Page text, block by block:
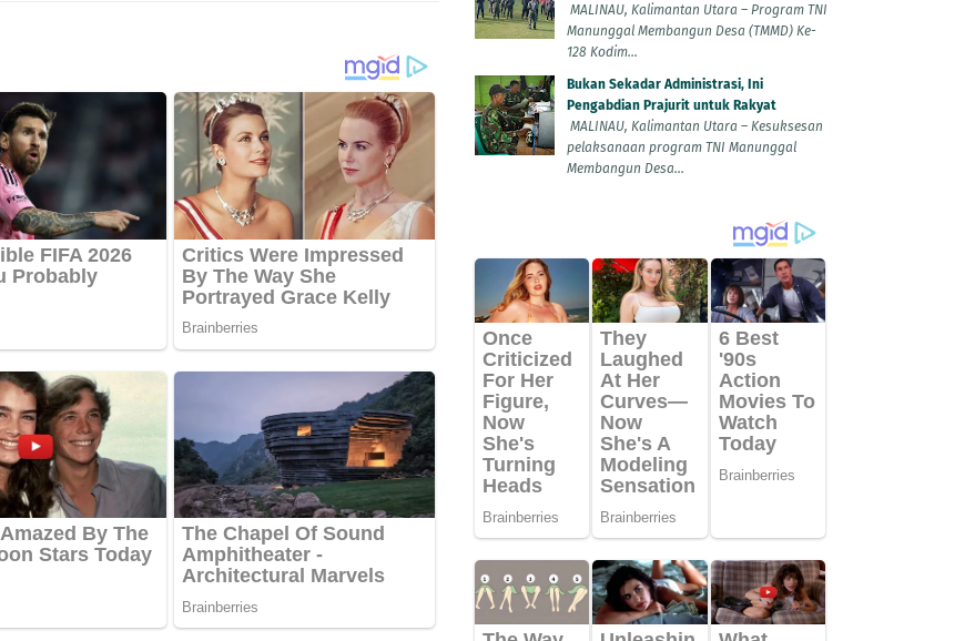
MALINAU, Kalimantan Utara – Program TNI
Manunggal Membangun Desa (TMMD) Ke-
128 Kodim...
Bukan Sekadar Administrasi, Ini
Pengabdian Prajurit untuk Rakyat
MALINAU, Kalimantan Utara – Kesuksesan
pelaksanaan program TNI Manunggal
Membangun Desa...